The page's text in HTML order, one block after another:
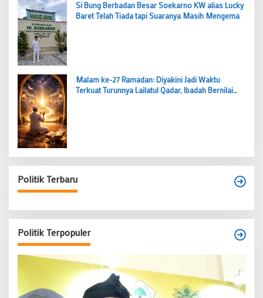
Si Bung Berbadan Besar Soekarno KW alias Lucky
Baret Telah Tiada tapi Suaranya Masih Mengema
Malam ke-27 Ramadan: Diyakini Jadi Waktu
Terkuat Turunnya Lailatul Qadar, Ibadah Bernilai
Politik Terbaru
Politik Terpopuler